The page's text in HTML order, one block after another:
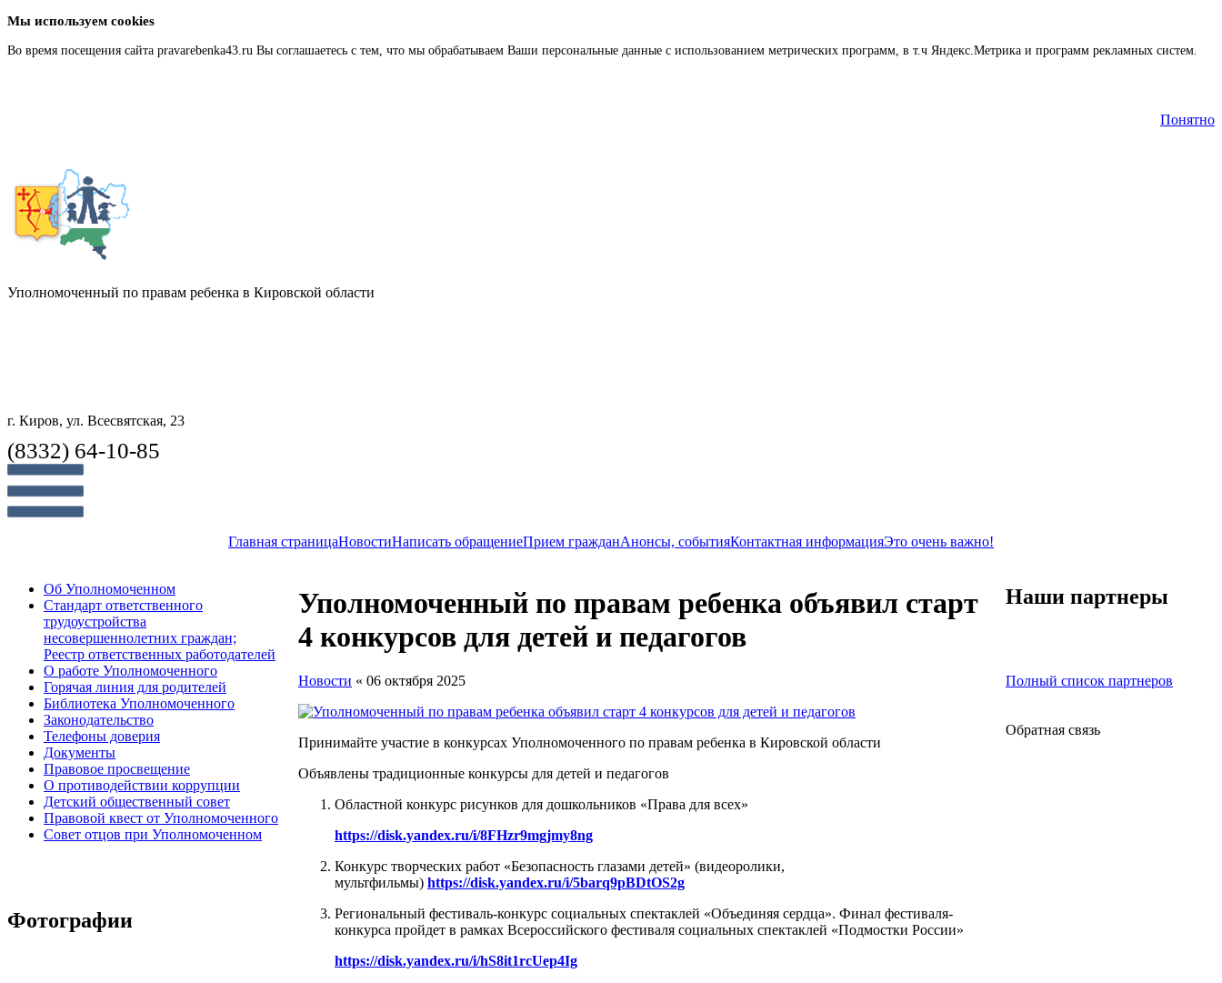
Мы используем cookies
Во время посещения сайта pravarebenka43.ru Вы соглашаетесь с тем, что мы обрабатываем Ваши персональные данные с использованием метрических программ, в т.ч Яндекс.Метрика и программ рекламных систем.
Понятно
Уполномоченный по правам ребенка в Кировской области
г. Киров, ул. Всесвятская, 23
(8332) 64-10-85
Главная страницаНовостиНаписать обращениеПрием гражданАнонсы, событияКонтактная информацияЭто очень важно!
Об Уполномоченном
Стандарт ответственного
трудоустройства
несовершеннолетних граждан;
Реестр ответственных работодателей
О работе Уполномоченного
Горячая линия для родителей
Библиотека Уполномоченного
Законодательство
Телефоны доверия
Документы
Правовое просвещение
О противодействии коррупции
Детский общественный совет
Правовой квест от Уполномоченного
Совет отцов при Уполномоченном
Фотографии
Уполномоченный по правам ребенка объявил старт
4 конкурсов для детей и педагогов
Новости « 06 октября 2025
Принимайте участие в конкурсах Уполномоченного по правам ребенка в Кировской области
Объявлены традиционные конкурсы для детей и педагогов
Областной конкурс рисунков для дошкольников «Права для всех»
https://disk.yandex.ru/i/8FHzr9mgjmy8ng
Конкурс творческих работ «Безопасность глазами детей» (видеоролики,
мультфильмы) https://disk.yandex.ru/i/5barq9pBDtOS2g
Региональный фестиваль-конкурс социальных спектаклей «Объединяя сердца». Финал фестиваля-
конкурса пройдет в рамках Всероссийского фестиваля социальных спектаклей «Подмостки России»
https://disk.yandex.ru/i/hS8it1rcUep4Ig
Наши партнеры
Полный список партнеров
Обратная связь